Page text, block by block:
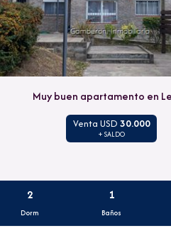
Muy buen apartamento en
Venta USD 30.000
+ SALDO
2
Dorm
1
Baños